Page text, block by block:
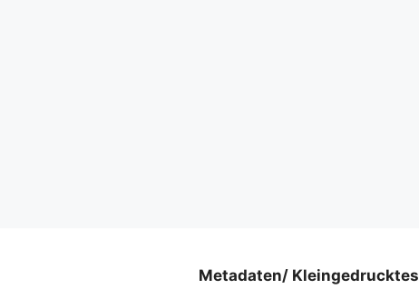
Metadaten/ Kleingedrucktes